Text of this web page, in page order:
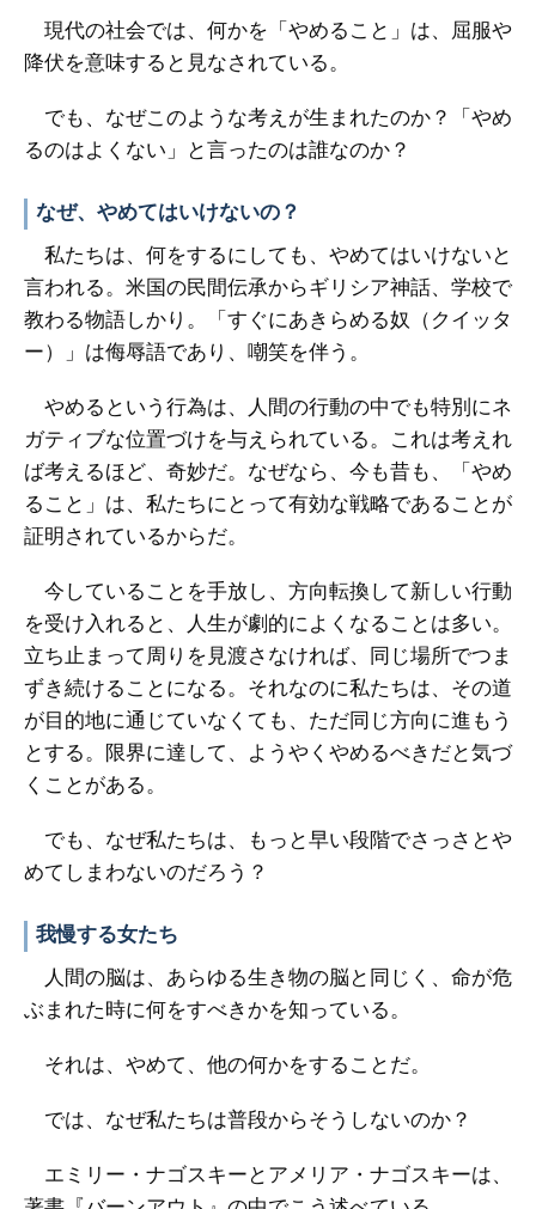
現代の社会では、何かを「やめること」は、屈服や
降伏を意味すると見なされている。
でも、なぜこのような考えが生まれたのか？「やめ
るのはよくない」と言ったのは誰なのか？
なぜ、やめてはいけないの？
私たちは、何をするにしても、やめてはいけないと
言われる。米国の民間伝承からギリシア神話、学校で
教わる物語しかり。「すぐにあきらめる奴（クイッタ
ー）」は侮辱語であり、嘲笑を伴う。
やめるという行為は、人間の行動の中でも特別にネ
ガティブな位置づけを与えられている。これは考えれ
ば考えるほど、奇妙だ。なぜなら、今も昔も、「やめ
ること」は、私たちにとって有効な戦略であることが
証明されているからだ。
今していることを手放し、方向転換して新しい行動
を受け入れると、人生が劇的によくなることは多い。
立ち止まって周りを見渡さなければ、同じ場所でつま
ずき続けることになる。それなのに私たちは、その道
が目的地に通じていなくても、ただ同じ方向に進もう
とする。限界に達して、ようやくやめるべきだと気づ
くことがある。
でも、なぜ私たちは、もっと早い段階でさっさとや
めてしまわないのだろう？
我慢する女たち
人間の脳は、あらゆる生き物の脳と同じく、命が危
ぶまれた時に何をすべきかを知っている。
それは、やめて、他の何かをすることだ。
では、なぜ私たちは普段からそうしないのか？
エミリー・ナゴスキーとアメリア・ナゴスキーは、